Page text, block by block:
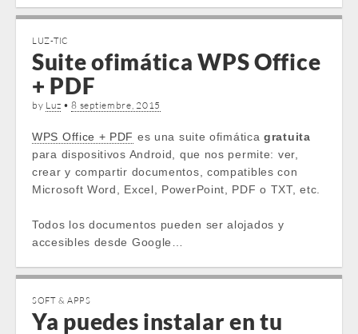
LUZ-TIC
Suite ofimática WPS Office
+ PDF
by Luz •8 septiembre, 2015
WPS Office + PDF es una suite ofimáticagratuita
para dispositivos Android, que nos permite: ver,
crear y compartir documentos, compatibles con
Microsoft Word, Excel, PowerPoint, PDF o TXT, etc.
Todos los documentos pueden ser alojados y
accesibles desde Google…
SOFT & APPS
Ya puedes instalar en tu